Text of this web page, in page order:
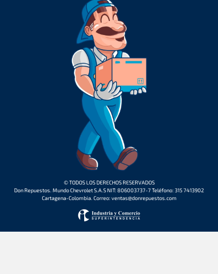
© TODOS LOS DERECHOS RESERVADOS
Don Repuestos. Mundo Chevrolet S.A.S NIT: 806003737-7 Teléfono: 315 7413902
Cartagena-Colombia. Correo: ventas@donrepuestos.com